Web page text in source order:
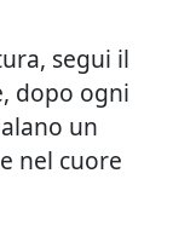
segui il
dopo ogni
un
nel cuore